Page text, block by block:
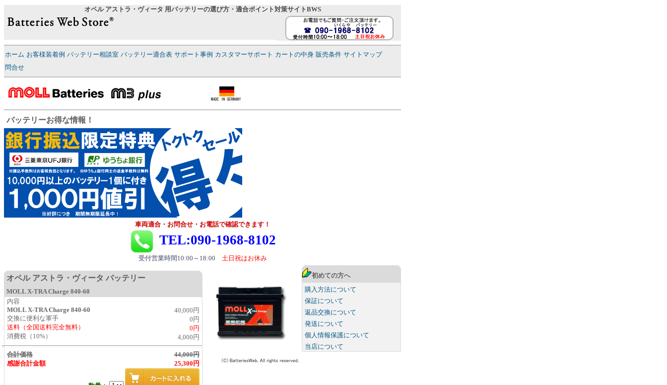
オペル アストラ・ヴィータ 用バッテリーの選び方・適合ポイント対策サイトBWS
ホーム お客様装着例 バッテリー相談室 バッテリー適合表 サポート事例 カスタマーサポート カートの中身 販売条件 サイトマップ
問合せ
バッテリーお得な情報！
車両適合・お問合せ・お電話で確認できます！
TEL:090-1968-8102
受付営業時間10:00～18:00 土日祝はお休み
オペル アストラ・ヴィータ バッテリー
MOLL X-TRA Charge 840-60
内容
MOLL X-TRA Charge 840-60
40,000円
交換に便利な軍手
0円
送料（全国送料完全無料）
0円
消費税（10%）
4,000円
合計価格
44,000円
感謝合計金額
25,300円
初めての方へ
購入方法について
保証について
返品交換について
発送について
個人情報保護について
当店について